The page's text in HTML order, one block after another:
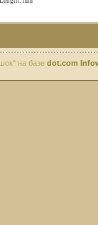
на базе dot.com